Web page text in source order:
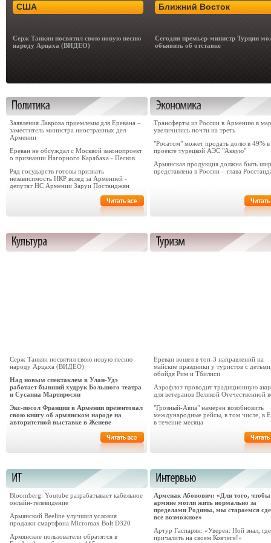
США
Серж Танкян посвятил свою новую песню
народу Арцаха (ВИДЕО)
Ближний Восток
Сегодня премьер-министр Турции
объявить об отставке
Заявления Лаврова приемлемы для Еревана –
заместитель министра иностранных дел
Армении
Ереван не обсуждал с Москвой законопроект
о признании Нагорного Карабаха - Песков
Ряд государств готовы признать
независимость НКР вслед за Арменией -
депутат НС Армении Заруи Постанджян
Трансферты из России в Армению в
увеличились почти на треть
"Росатом" может продать долю в 49% в
проекте турецкой АЭС "Аккую"
Армянская продукция должна быть
представлена в России – глава
Серж Танкян посвятил свою новую песню
народу Арцаха (ВИДЕО)
Над новым спектаклем в Улан-Удэ
работает бывший худрук Большого театра
и Сусанна Мартиросян
Экс-посол Франции в Армении презентовал
свою книгу об армянском народе на
авторитетной выставке в Женеве
Ереван вошел в топ-3 направлений на
майские праздники у туристов с
обойдя Рим и Тбилиси
Аэрофлот проводит традиционную
для ветеранов Великой Отечественной
"Грозный-Авиа" намерен возобновить
международные рейсы, в том числе, в
в течение месяца
Bloomberg: Youtube разрабатывает кабельное
онлайн-телевидение
Армянский Beeline улучшил условия
продажи смартфона Micromax Bolt D320
Армянские пользователи обратятся в
​Арменак Абовович: «Для того, чтобы
армяне могли жить нормально за
пределами Родины, мы стараемся
все возможное»
Артур Гаспарян: «Уверен: Ной знал, где
причалить на своем Ковчеге!»